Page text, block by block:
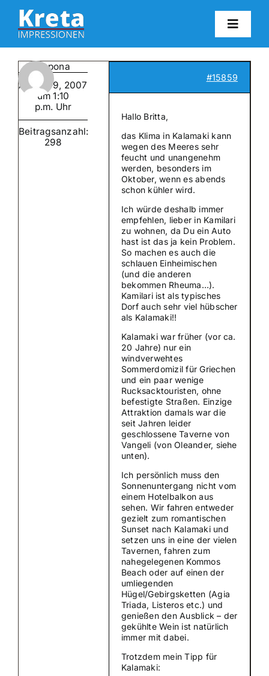
Zum
Inhalt
springen
Suche
nach:
Mein
campona
August 9, 2007
um 1:10
p.m. Uhr
Beitragsanzahl:
298
#15859
Hallo Britta,
das Klima in Kalamaki kann
wegen des Meeres sehr
feucht und unangenehm
werden, besonders im
Oktober, wenn es abends
schon kühler wird.
Ich würde deshalb immer
empfehlen, lieber in Kamilari
zu wohnen, da Du ein Auto
hast ist das ja kein Problem.
So machen es auch die
schlauen Einheimischen
(und die anderen
bekommen Rheuma…).
Kamilari ist als typisches
Dorf auch sehr viel hübscher
als Kalamaki!!
Kalamaki war früher (vor ca.
20 Jahre) nur ein
windverwehtes
Sommerdomizil für Griechen
und ein paar wenige
Rucksacktouristen, ohne
befestigte Straßen. Einzige
Attraktion damals war die
seit Jahren leider
geschlossene Taverne von
Vangeli (von Oleander, siehe
unten).
Ich persönlich muss den
Sonnenuntergang nicht vom
einem Hotelbalkon aus
sehen. Wir fahren entweder
gezielt zum romantischen
Sunset nach Kalamaki und
setzen uns in eine der vielen
Tavernen, fahren zum
nahegelegenen Kommos
Beach oder auf einen der
umliegenden
Hügel/Gebirgsketten (Agia
Triada, Listeros etc.) und
genießen den Ausblick – der
gekühlte Wein ist natürlich
immer mit dabei.
Trotzdem mein Tipp für
Kalamaki: